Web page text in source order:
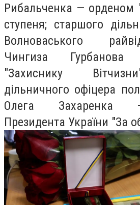
Рибальченка — орденом
ступеня; старшого
Волноваського
Чингиза
"Захиснику
дільничного офіцера
Олега Захаренка
Президента України "За